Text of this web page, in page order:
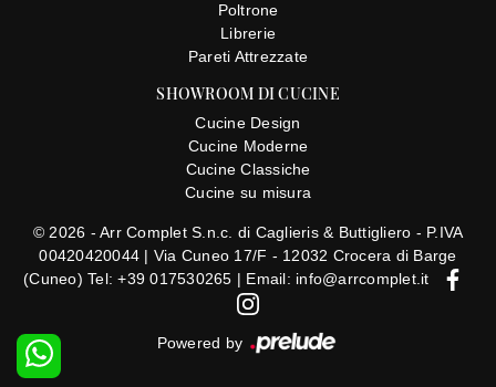
SHOWROOM DI CUCINE
Cucine Design
Cucine Moderne
Cucine Classiche
Cucine su misura
Poltrone
Librerie
Pareti Attrezzate
© 2026 - Arr Complet S.n.c. di Caglieris & Buttigliero - P.IVA
00420420044 | Via Cuneo 17/F - 12032 Crocera di Barge
(Cuneo) Tel: +39 017530265 | Email: info@arrcomplet.it
Powered by